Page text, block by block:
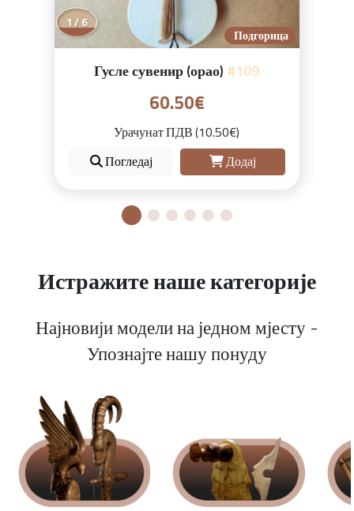
Подгорица
1 / 6
Гусле сувенир (орао) #109
60.50€
Урачунат ПДВ (10.50€)
Погледај
Додај
Истражите наше категорије
Најновији модели на једном мјесту -
Упознајте нашу понуду